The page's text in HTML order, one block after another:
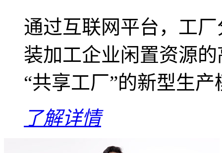
通过互联网平台，工
装加工企业闲置资源
“共享工厂”的新型生
了解详情